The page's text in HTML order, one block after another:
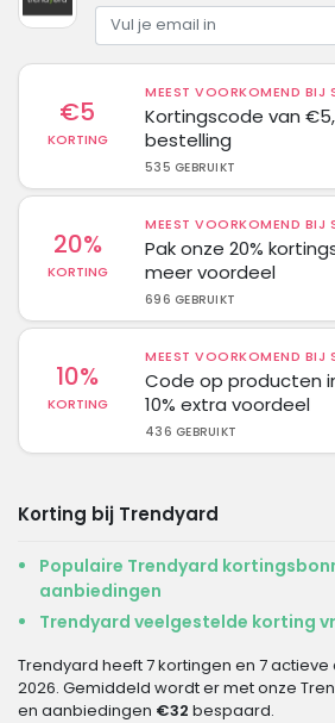
€5
KORTING
MEEST VOORKOMEND BIJ
Kortingscode van
bestelling
535 GEBRUIKT
20%
KORTING
MEEST VOORKOMEND BIJ
Pak onze 20%
meer voordeel
696 GEBRUIKT
10%
KORTING
MEEST VOORKOMEND BIJ
Code op producten
10% extra voordeel
436 GEBRUIKT
Korting bij Trendyard
Populaire Trendyard
aanbiedingen
Trendyard veelgestelde korting
Trendyard heeft 7 kortingen en 7
2026. Gemiddeld wordt er met onze
en aanbiedingen €32 bespaard.